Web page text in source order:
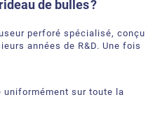
de bulles ?
perforé spécialisé, conçu
années de R&D. Une fois
uniformément sur toute la